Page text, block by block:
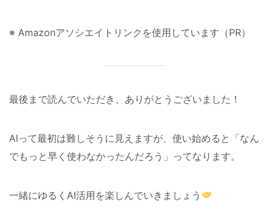
※ Amazonアソシエイトリンクを使用しています（PR）
最後まで読んでいただき、ありがとうございました！
AIって最初は難しそうに見えますが、使い始めると「なん
でもっと早く使わなかったんだろう」ってなります。
一緒にゆるくAI活用を楽しんでいきましょう